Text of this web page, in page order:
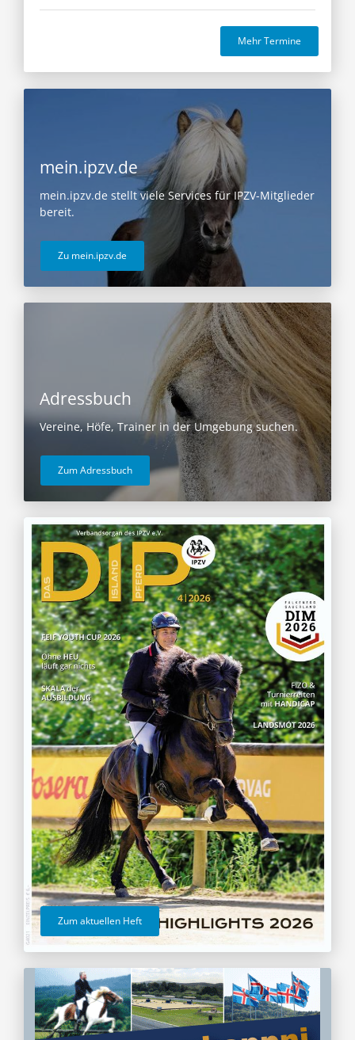
Mehr Termine
mein.ipzv.de
mein.ipzv.de stellt viele Services für IPZV-Mitglieder
bereit.
Zu mein.ipzv.de
Adressbuch
Vereine, Höfe, Trainer in der Umgebung suchen.
Zum Adressbuch
Zum aktuellen Heft